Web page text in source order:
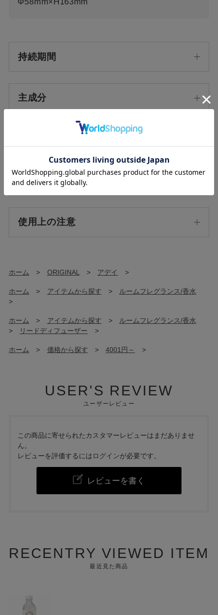
持続期間
主成分
使用方法
使用上の注意
ホーム > ORIGINAL > アデイ >
ホーム > アイテムから探す >
ルームフレグランス/香水
>
ホーム > アイテムから探す >
ルームフレグランス/香水
>
リードディフューザー >
ホーム > 価格から探す > 4001円～ >
USER'S REVIEW
ユーザーレビュー
この商品に寄せられたカスタマーレビューはまだありませ
ん。
レビューを評価するにはログインが必要です。
レビューを書く
RECENTRY VIEWED ITEM
最近見た商品